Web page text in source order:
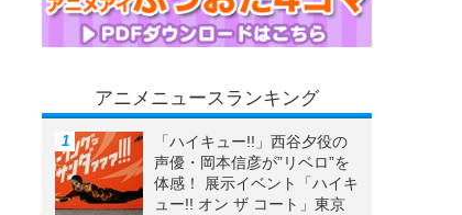
アニメニュースランキング
「ハイキュー!!」西谷夕役の
声優・岡本信彦が”リベロ”を
体感！ 展示イベント「ハイキ
ュー!! オン ザ コート」東京